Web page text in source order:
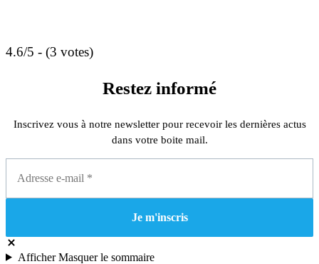
4.6/5 - (3 votes)
Restez informé
Inscrivez vous à notre newsletter pour recevoir les dernières actus
dans votre boite mail.
AfficherMasquerle sommaire